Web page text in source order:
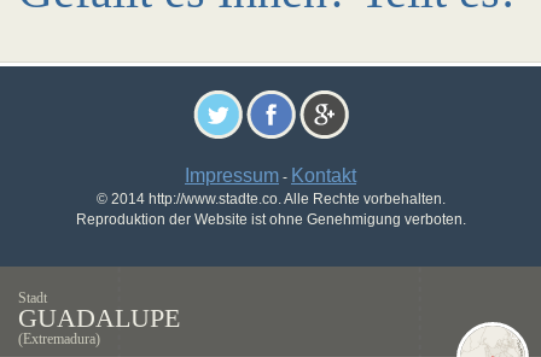
Impressum - Kontakt
© 2014 http://www.stadte.co. Alle Rechte vorbehalten.
Reproduktion der Website ist ohne Genehmigung verboten.
Stadt
GUADALUPE
(Extremadura)